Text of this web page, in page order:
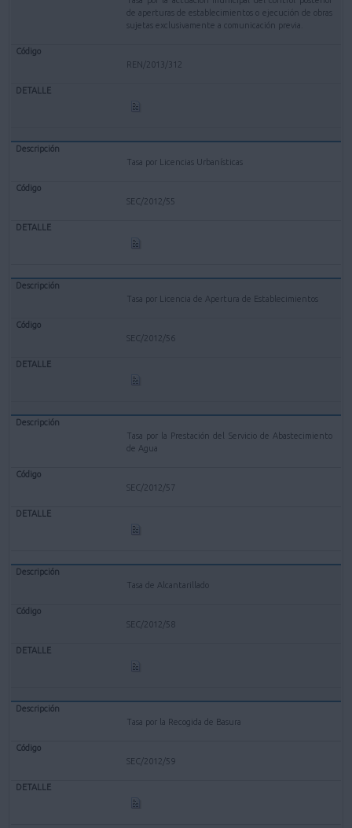
de aperturas de establecimientos o ejecución de obras
sujetas exclusivamente a comunicación previa.
REN/2013/312
Tasa por Licencias Urbanísticas
SEC/2012/55
Tasa por Licencia de Apertura de Establecimientos
SEC/2012/56
Tasa por la Prestación del Servicio de Abastecimiento
de Agua
SEC/2012/57
Tasa de Alcantarillado
SEC/2012/58
Tasa por la Recogida de Basura
SEC/2012/59